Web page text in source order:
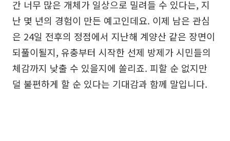
간 너무 많은 개체가 일상으로 밀려들 수 있다는, 지
난 몇 년의 경험이 만든 예고인데요. 이제 남은 관심
은 24일 전후의 정점에서 지난해 계양산 같은 장면이
되풀이될지, 유충부터 시작한 선제 방제가 시민들의
체감까지 낮출 수 있을지에 쏠리죠. 피할 순 없지만
덜 불편하게 할 순 있다는 기대감과 함께 말입니다.